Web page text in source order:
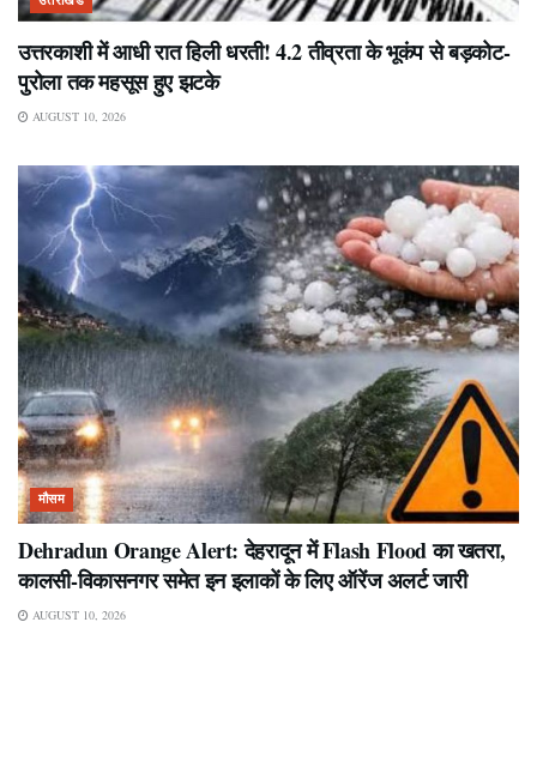
उत्तरकाशी में आधी रात हिली धरती! 4.2 तीव्रता के भूकंप से बड़कोट-
पुरोला तक महसूस हुए झटके
AUGUST 10, 2026
मौसम
Dehradun Orange Alert: देहरादून में Flash Flood का खतरा,
कालसी-विकासनगर समेत इन इलाकों के लिए ऑरेंज अलर्ट जारी
AUGUST 10, 2026